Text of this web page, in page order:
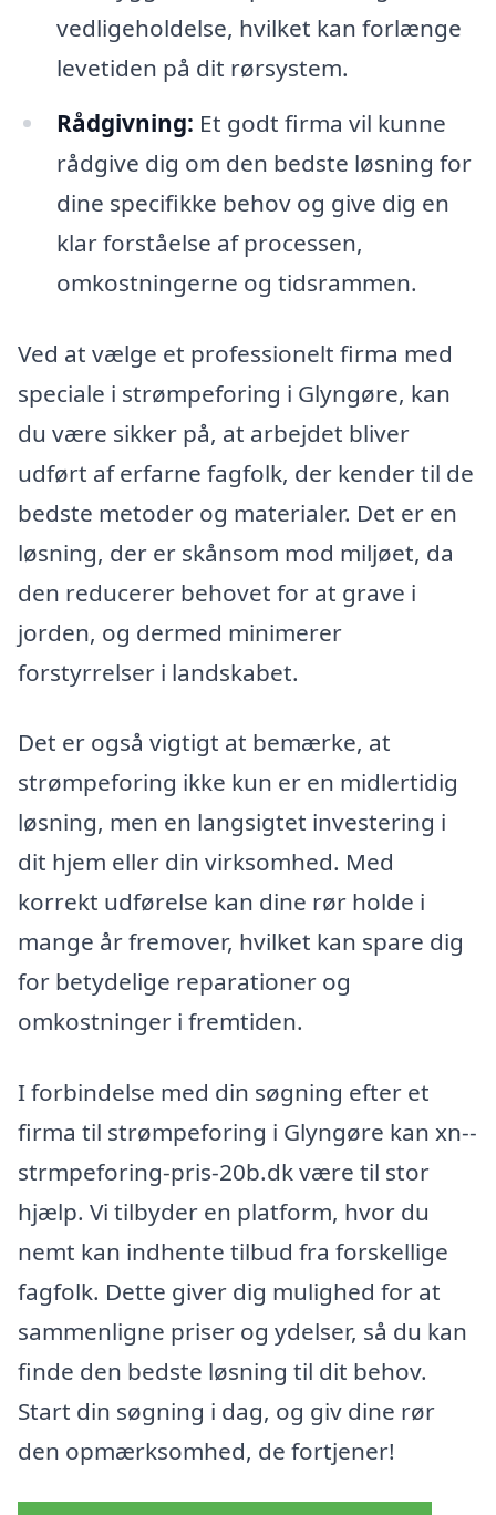
vedligeholdelse, hvilket kan forlænge
levetiden på dit rørsystem.
Rådgivning: Et godt firma vil kunne
rådgive dig om den bedste løsning for
dine specifikke behov og give dig en
klar forståelse af processen,
omkostningerne og tidsrammen.
Ved at vælge et professionelt firma med
speciale i strømpeforing i Glyngøre, kan
du være sikker på, at arbejdet bliver
udført af erfarne fagfolk, der kender til de
bedste metoder og materialer. Det er en
løsning, der er skånsom mod miljøet, da
den reducerer behovet for at grave i
jorden, og dermed minimerer
forstyrrelser i landskabet.
Det er også vigtigt at bemærke, at
strømpeforing ikke kun er en midlertidig
løsning, men en langsigtet investering i
dit hjem eller din virksomhed. Med
korrekt udførelse kan dine rør holde i
mange år fremover, hvilket kan spare dig
for betydelige reparationer og
omkostninger i fremtiden.
I forbindelse med din søgning efter et
firma til strømpeforing i Glyngøre kan xn--
strmpeforing-pris-20b.dk være til stor
hjælp. Vi tilbyder en platform, hvor du
nemt kan indhente tilbud fra forskellige
fagfolk. Dette giver dig mulighed for at
sammenligne priser og ydelser, så du kan
finde den bedste løsning til dit behov.
Start din søgning i dag, og giv dine rør
den opmærksomhed, de fortjener!